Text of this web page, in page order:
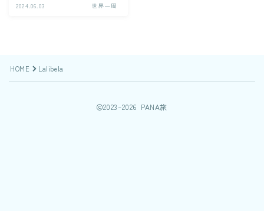
2024.06.03 世界一周
HOME Lalibela
2023–2026 PANA旅